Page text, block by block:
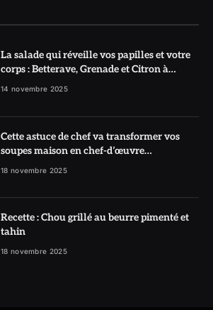
La salade qui réveille vos papilles et votre
corps : Betterave, Grenade et Citron à
l’honneur
14 novembre 2025
Cette astuce de chef va transformer vos
soupes maison en chef-d’œuvre
réconfortant
18 novembre 2025
Recette : Chou grillé au beurre pimenté et
tahin
18 novembre 2025